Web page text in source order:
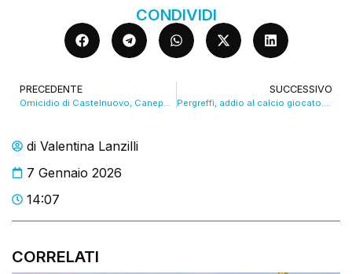
di Valentina Lanzilli
7 Gennaio 2026
14:07
CORRELATI
CONDIVIDI
PRECEDENTE
Omicidio di Castelnuovo, Canepari “non ricorda nulla” VIDEO
SUCCESSIVO
Pergreffi, addio al calcio giocato. Ma resterà nel vivaio del Modena